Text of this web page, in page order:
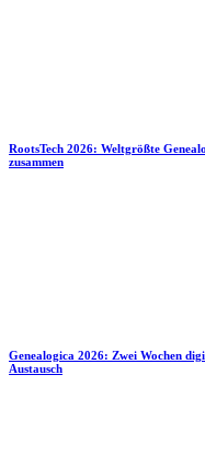
RootsTech 2026: Weltgrößte
zusammen
Genealogica 2026: Zwei Wochen
Austausch